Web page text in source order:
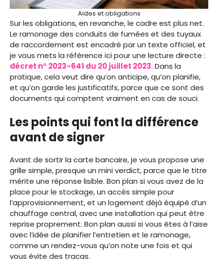
Aides et obligations
Sur les obligations, en revanche, le cadre est plus net.
Le ramonage des conduits de fumées et des tuyaux
de raccordement est encadré par un texte officiel, et
je vous mets la référence ici pour une lecture directe :
décret n° 2023-641 du 20 juillet 2023. Dans la
pratique, cela veut dire qu’on anticipe, qu’on planifie,
et qu’on garde les justificatifs, parce que ce sont des
documents qui comptent vraiment en cas de souci.
Les points qui font la différence
avant de signer
Avant de sortir la carte bancaire, je vous propose une
grille simple, presque un mini verdict, parce que le titre
mérite une réponse lisible. Bon plan si vous avez de la
place pour le stockage, un accès simple pour
l’approvisionnement, et un logement déjà équipé d’un
chauffage central, avec une installation qui peut être
reprise proprement. Bon plan aussi si vous êtes à l’aise
avec l’idée de planifier l’entretien et le ramonage,
comme un rendez-vous qu’on note une fois et qui
vous évite des tracas.